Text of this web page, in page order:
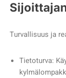
Turvallisuus ja
Tietoturva: